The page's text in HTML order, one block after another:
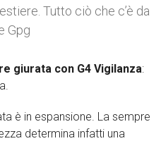
Tutto ciò che c’è da
Gpg
giurata con G4 Vigilanza:
è in espansione. La sempre
determina infatti una